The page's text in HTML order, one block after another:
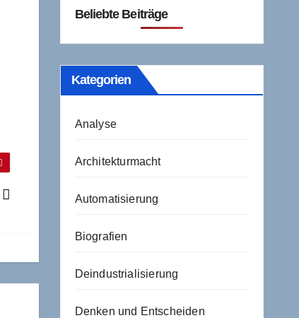
Beliebte Beiträge
Kategorien
Analyse
Architekturmacht
Automatisierung
Biografien
Deindustrialisierung
Denken und Entscheiden